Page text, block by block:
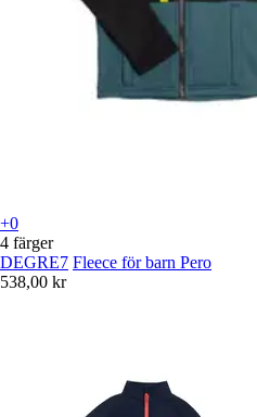
+0
4 färger
DEGRE7 Fleece för barn Pero
538,00 kr